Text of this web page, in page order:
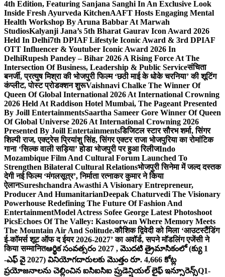
4th Edition, Featuring Sanjana Sanghi In An Exclusive Look
Inside Fresh Ayurveda KitchenAAFT Hosts Engaging Mental
Health Workshop By Aruna Babbar At Marwah
StudiosKalyanji Jana’s 5th Bharat Gaurav Icon Award 2026
Held In Delhi7th DPIAF Lifestyle Iconic Award & 3rd DPIAF
OTT Influencer & Youtuber Iconic Award 2026 In
DelhiRupesh Pandey – Bihar 2026 A Rising Force At The
Intersection Of Business, Leadership & Public Serviceसंचिता
बनर्जी, प्रत्युष मिश्रा की भोजपुरी फिल्म ‘छठी माई के धोके चरनिया’ की शूटिंग
कंप्लीट, पोस्ट प्रोडक्शन शुरूVaishnavi Chalke The Winner Of
Queen Of Global International 2026 At International Crowning
2026 Held At Raddison Hotel Mumbai, The Pageant Presented
By Joill EntertainmentsSaartha Sameer Gore Winner Of Queen
Of Global Universe 2026 At International Crowning 2026
Presented By Joill Entertainmentsडिजिटल स्टार सौरभ शर्मा, सिंगर
शिल्पी राज, एक्ट्रेस प्रियांशु सिंह, सिंगर एक्टर राजा भोजपुरिया का रोमांटिक
गाना ‘सिल्क वाली सड़िया’ होडा भोजपुरी पर हुआ रिलीजIndo
Mozambique Film And Cultural Forum Launched To
Strengthen Bilateral Cultural Relationsभोजपुरी सिनेमा में जल्द दस्तक
देगी नई फिल्म ‘मंगलसूत्र’, निर्माता रत्नाकर कुमार ने किया
ऐलानSureshchandra Awasthi A Visionary Entrepreneur,
Producer And HumanitarianDeepak Chaturvedi The Visionary
Powerhouse Redefining The Future Of Fashion And
EntertainmentModel Actress Sofee George Latest Photoshoot
PicsEchoes Of The Valley: Kastoorwan Where Memory Meets
The Mountain Air And Solitude.कौशिक द्विवेदी को मिला ‘आउटस्टैंडिंग
ई-कॉमर्स शूट ऑफ द ईयर 2026-2027’ का अवॉर्ड, सपने मॉडलिंग एजेंसी ने
किया सम्मानितఆర్థిక సంవత్సరం 2027 , మొదటి త్రైమాసికంలో (క్యు 1
-ఎఫ్ వై 2027) వినియోగదారులకు మొత్తం రూ. 4,666 కోట్ల
ప్రయోజనాలను చెల్లించిన ఐసిఐసిఐ ప్రుడెన్షియల్ లైఫ్ ఇన్సూరెన్స్Q1-